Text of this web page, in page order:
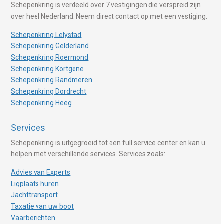
Schepenkring is verdeeld over 7 vestigingen die verspreid zijn
over heel Nederland. Neem direct contact op met een vestiging.
Schepenkring Lelystad
Schepenkring Gelderland
Schepenkring Roermond
Schepenkring Kortgene
Schepenkring Randmeren
Schepenkring Dordrecht
Schepenkring Heeg
Services
Schepenkring is uitgegroeid tot een full service center en kan u
helpen met verschillende services. Services zoals:
Advies van Experts
Ligplaats huren
Jachttransport
Taxatie van uw boot
Vaarberichten